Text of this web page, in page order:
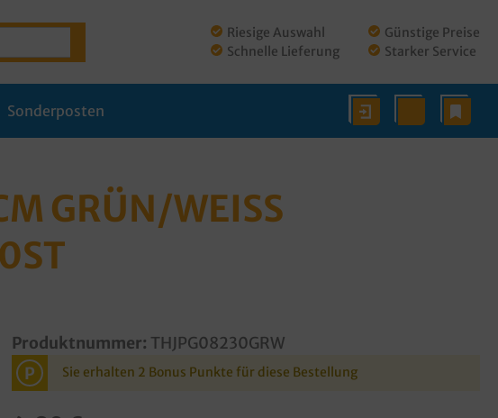
Riesige Auswahl
Schnelle Lieferung
Günstige Preise
Starker Service
Sonderposten
GRÜN/WEISS G
Produktnummer: THJPG08230GRW
P Sie erhalten 2 Bonus Punkte für diese Bestellung